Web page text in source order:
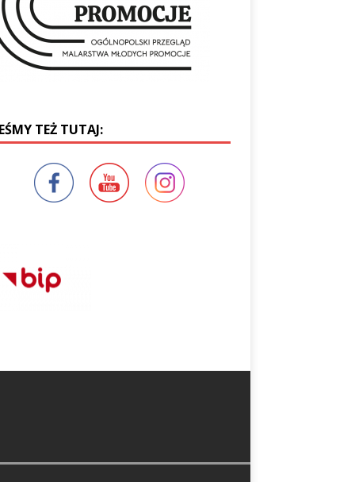
TEŻ TUTAJ: